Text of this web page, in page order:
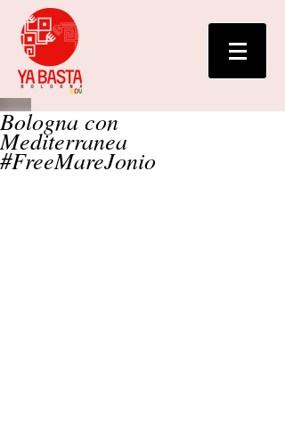
Bologna con
Mediterranea
#FreeMareJonio